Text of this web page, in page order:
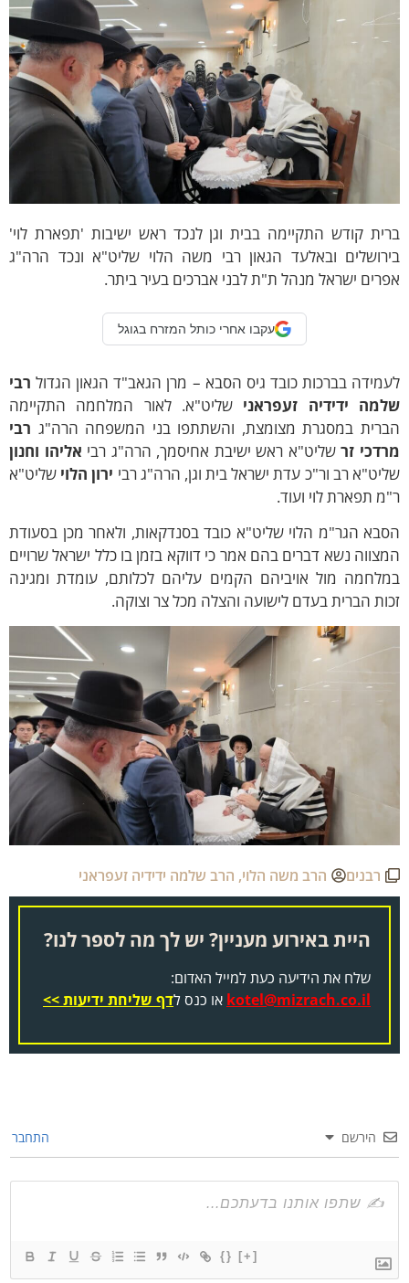
קודש התקיימה בבית וגן לנכד ראש ישיבות 'תפארת לוי'
ובאלעד הגאון רבי משה הלוי שליט"א ונכד הרה"ג
ישראל מנהל ת"ת לבני אברכים בעיר ביתר.
עקבו אחרי כותל המזרח בגוגל
בברכות כובד גיס הסבא – מרן הגאב"ד הגאון הגדולרבי
ידידיה זעפראנישליט"א. לאור המלחמה התקיימה
במסגרת מצומצת, והשתתפו בני המשפחה הרה"גרבי
זר שליט"א ראש ישיבת אחיסמך, הרה"ג רביאליהו וחנון
רב ור"כ עדת ישראל בית וגן, הרה"ג רביירון הלוישליט"א
תפארת לוי ועוד.
הגר"מ הלוי שליט"א כובד בסנדקאות, ולאחר מכן בסעודת
נשא דברים בהם אמר כי דווקא בזמן בו כלל ישראל שרויים
מול אויביהם הקמים עליהם לכלותם, עומדת ומגינה
הברית בעדם לישועה והצלה מכל צר וצוקה.
רבנים הרב משה הלוי,הרב שלמה ידידיה זעפראני
היית באירוע מעניין? יש לך מה לספר לנו?
שלח את הידיעה כעת למייל האדום:
kotel@mizrach.co.ilאו כנס לדף שליחת ידיעות >>
הירשם התחבר
{} [+]